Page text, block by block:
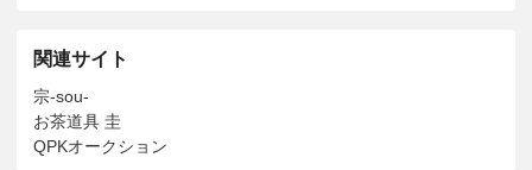
関連サイト
宗-sou-
お茶道具 圭
QPKオークション